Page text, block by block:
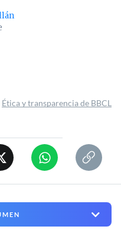
Ética y transparencia de BBCL